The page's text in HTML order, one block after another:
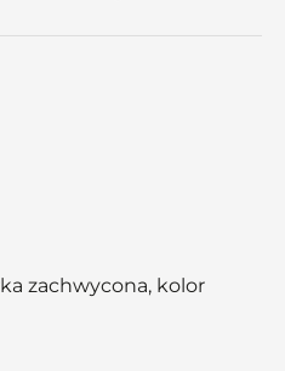
zachwycona, kolor